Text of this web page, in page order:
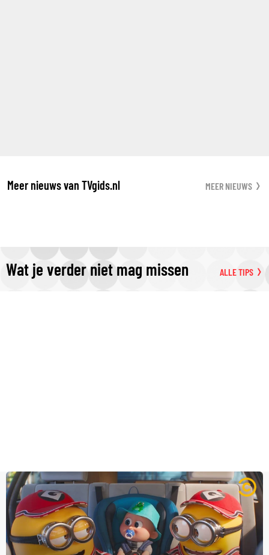
Meer nieuws van TVgids.nl MEER NIEUWS
Wat je verder niet mag missen ALLE TIPS